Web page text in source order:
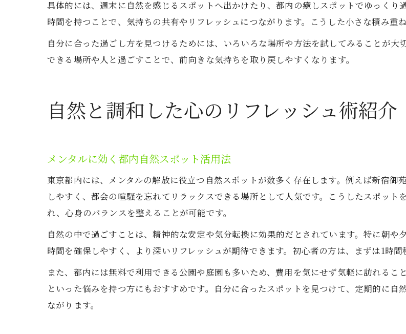
具体的には、週末に自然を感じるスポットへ出かけたり、都内の癒しスポットでゆっく
時間を持つことで、気持ちの共有やリフレッシュにつながります。こうした小さな積み重
自分に合った過ごし方を見つけるためには、いろいろな場所や方法を試してみることが
できる場所や人と過ごすことで、前向きな気持ちを取り戻しやすくなります。
自然と調和した心のリフレッシュ術紹介
メンタルに効く都内自然スポット活用法
東京都内には、メンタルの解放に役立つ自然スポットが数多く存在します。例えば新宿
しやすく、都会の喧騒を忘れてリラックスできる場所として人気です。こうしたスポッ
れ、心身のバランスを整えることが可能です。
自然の中で過ごすことは、精神的な安定や気分転換に効果的だとされています。特に朝
時間を確保しやすく、より深いリフレッシュが期待できます。初心者の方は、まずは1時間
また、都内には無料で利用できる公園や庭園も多いため、費用を気にせず気軽に訪れるこ
といった悩みを持つ方にもおすすめです。自分に合ったスポットを見つけて、定期的に
ながります。